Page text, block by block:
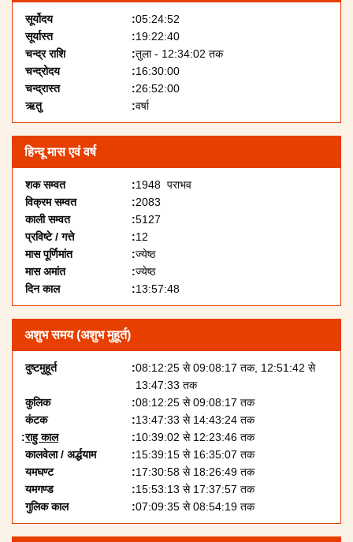
सूर्योदय
05:24:52
सूर्यास्त
19:22:40
चन्द्र राशि
तुला - 12:34:02 तक
चन्द्रोदय
16:30:00
चन्द्रास्त
26:52:00
ऋतु
वर्षा
हिन्दू मास एवं वर्ष
शक सम्वत
1948 पराभव
विक्रम सम्वत
2083
काली सम्वत
5127
प्रविष्टे / गत्ते
12
मास पूर्णिमांत
ज्येष्ठ
मास अमांत
ज्येष्ठ
दिन काल
13:57:48
अशुभ समय (अशुभ मुहूर्त)
दुष्टमुहूर्त
08:12:25 से 09:08:17 तक, 12:51:42 से
13:47:33 तक
कुलिक
08:12:25 से 09:08:17 तक
कंटक
13:47:33 से 14:43:24 तक
राहु काल
10:39:02 से 12:23:46 तक
कालवेला / अर्द्धयाम
15:39:15 से 16:35:07 तक
यमघण्ट
17:30:58 से 18:26:49 तक
यमगण्ड
15:53:13 से 17:37:57 तक
गुलिक काल
07:09:35 से 08:54:19 तक